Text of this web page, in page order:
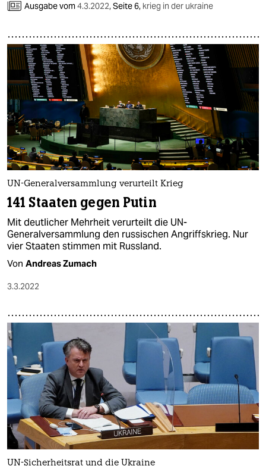
Ausgabe vom4.3.2022,Seite 6, krieg in der ukraine
UN-Generalversammlung verurteilt Krieg
141 Staaten gegen Putin
Mit deutlicher Mehrheit verurteilt die UN-
Generalversammlung den russischen Angriffskrieg. Nur
vier Staaten stimmen mit Russland.
Von Andreas Zumach
3.3.2022
UN-Sicherheitsrat und die Ukraine